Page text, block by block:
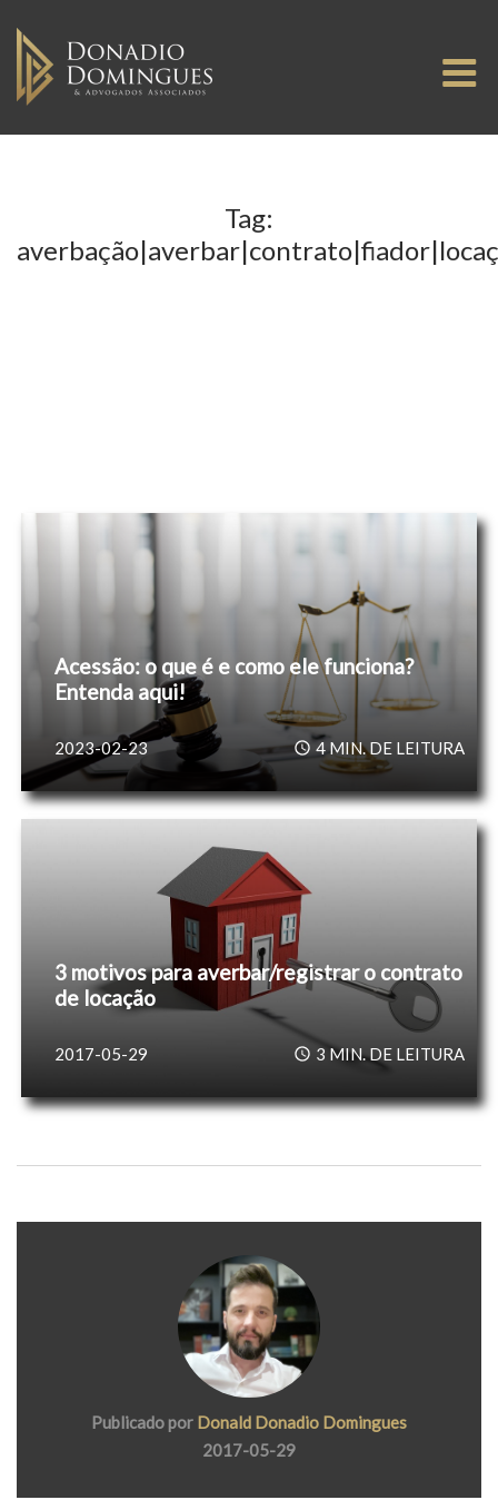
content
Tag:
Acessão: o que é e como ele funciona?
Entenda aqui!
2023-02-23 4MIN. DE LEITURA
3 motivos para averbar/registrar o contrato
de locação
2017-05-29 3 MIN. DE LEITURA
Publicado por Donald Donadio Domingues
2017-05-29